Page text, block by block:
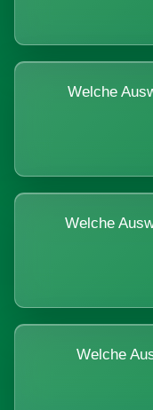
Welche
Welche
Welche